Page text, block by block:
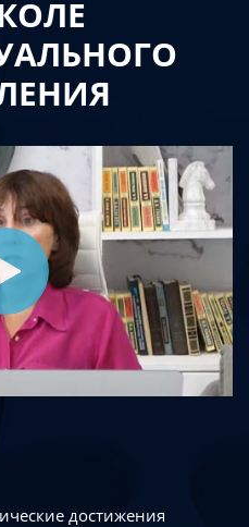
достижения